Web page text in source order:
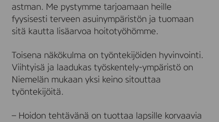
astman. Me pystymme tarjoamaan heille
fyysisesti terveen asuinympäristön ja tuomaan
sitä kautta lisäarvoa hoitotyöhömme.
Toisena näkökulma on työntekijöiden hyvinvointi.
Viihtyisä ja laadukas työskentely-ympäristö on
Niemelän mukaan yksi keino sitouttaa
työntekijöitä.
– Hoidon tehtävänä on tuottaa lapsille korvaavia